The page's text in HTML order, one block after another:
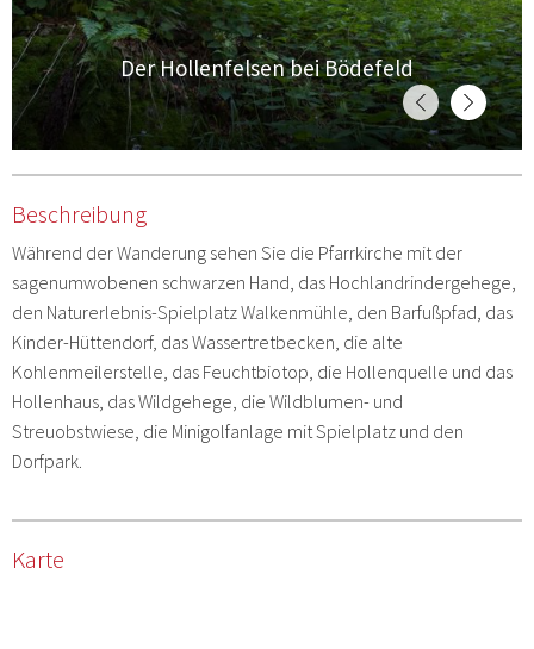
Der Hollenfelsen bei Bödefeld
Beschreibung
Während der Wanderung sehen Sie die Pfarrkirche mit der
sagenumwobenen schwarzen Hand, das Hochlandrindergehege,
den Naturerlebnis-Spielplatz Walkenmühle, den Barfußpfad, das
Kinder-Hüttendorf, das Wassertretbecken, die alte
Kohlenmeilerstelle, das Feuchtbiotop, die Hollenquelle und das
Hollenhaus, das Wildgehege, die Wildblumen- und
Streuobstwiese, die Minigolfanlage mit Spielplatz und den
Dorfpark.
Karte